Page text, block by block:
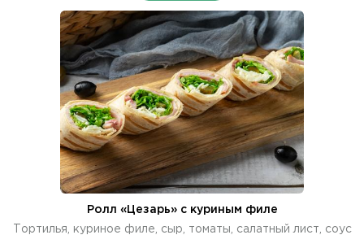
Ролл «Цезарь» с куриным филе
Тортилья, куриное филе, сыр, томаты, салатный лист, соус